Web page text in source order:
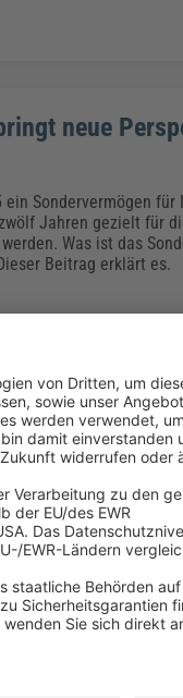
neue
Sondervermögen
Jahren gezielt für
Was ist das
Beitrag erklärt es.
Optik – Schutz,
wirklich? Der
Reinigung,
Arbeitssicherheit
Reinigung zur
und Planer.